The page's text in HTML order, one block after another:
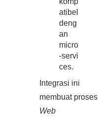
atibel
deng
an
micro
‑servi
ces.
Integrasi ini
membuat proses
Web